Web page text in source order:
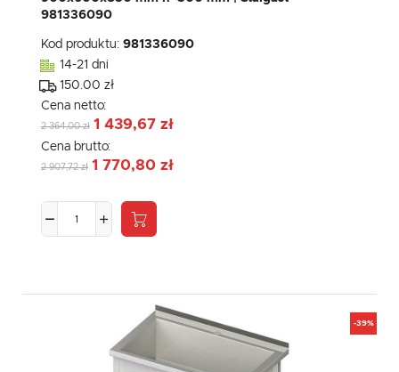
981336090
Kod produktu: 981336090
14-21 dni
150.00 zł
Cena netto:
2 364,00 zł 1 439,67 zł
Cena brutto:
2 907,72 zł 1 770,80 zł
-39%